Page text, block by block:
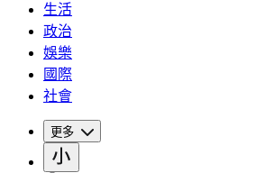
生活
政治
娛樂
國際
社會
更多